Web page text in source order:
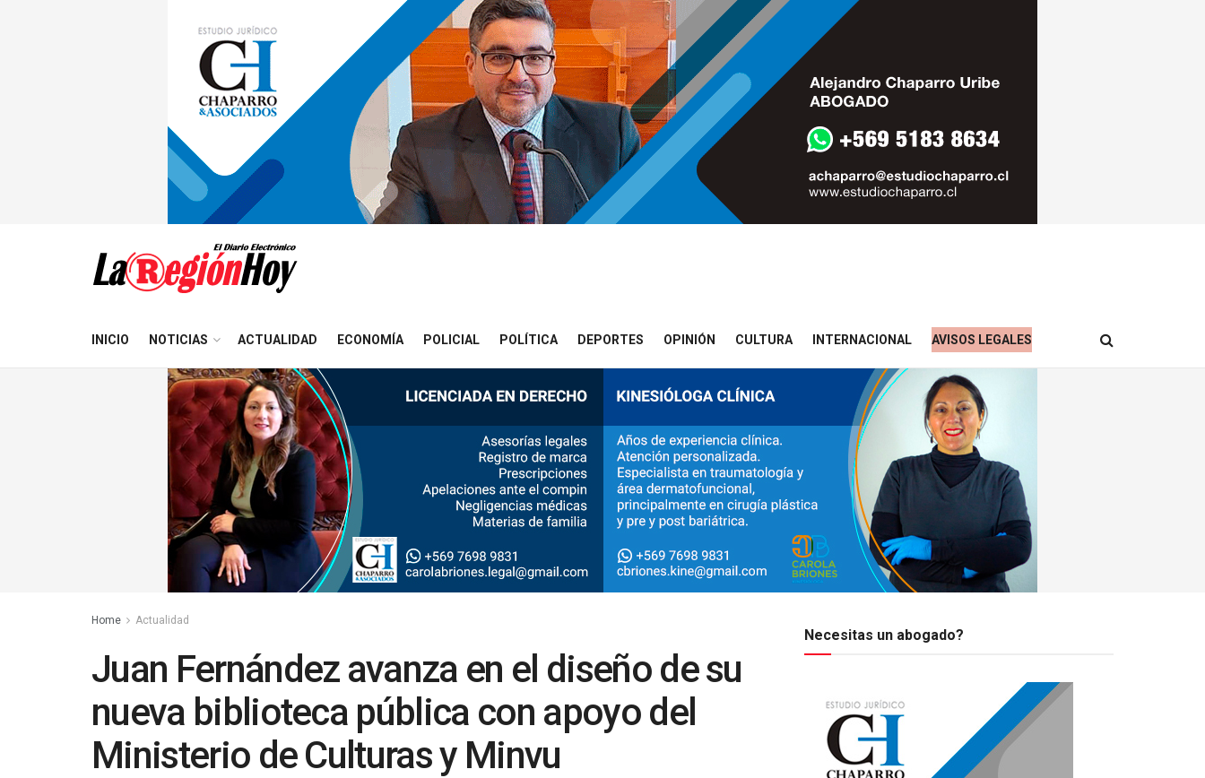
INICIO NOTICIAS ACTUALIDAD ECONOMÍA POLICIAL POLÍTICA DEPORTES OPINIÓN CULTURA INTERNACIONAL AVISOS LEGALES
Home Actualidad
Juan Fernández avanza en el diseño de su
nueva biblioteca pública con apoyo del
Ministerio de Culturas y Minvu
Necesitas un abogado?